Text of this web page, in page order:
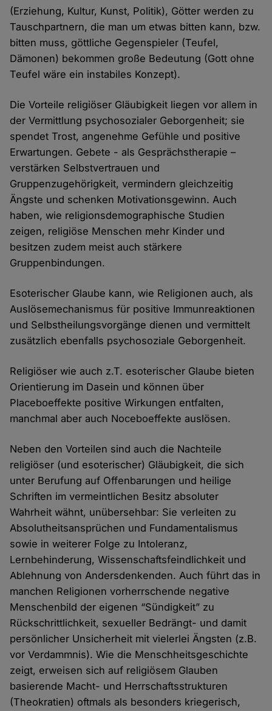
(Erziehung, Kultur, Kunst, Politik), Götter werden zu
Tauschpartnern, die man um etwas bitten kann, bzw.
bitten muss, göttliche Gegenspieler (Teufel,
Dämonen) bekommen große Bedeutung (Gott ohne
Teufel wäre ein instabiles Konzept).
Die Vorteile religiöser Gläubigkeit liegen vor allem in
der Vermittlung psychosozialer Geborgenheit; sie
spendet Trost, angenehme Gefühle und positive
Erwartungen. Gebete - als Gesprächstherapie –
verstärken Selbstvertrauen und
Gruppenzugehörigkeit, vermindern gleichzeitig
Ängste und schenken Motivationsgewinn. Auch
haben, wie religionsdemographische Studien
zeigen, religiöse Menschen mehr Kinder und
besitzen zudem meist auch stärkere
Gruppenbindungen.
Esoterischer Glaube kann, wie Religionen auch, als
Auslösemechanismus für positive Immunreaktionen
und Selbstheilungsvorgänge dienen und vermittelt
zusätzlich ebenfalls psychosoziale Geborgenheit.
Religiöser wie auch z.T. esoterischer Glaube bieten
Orientierung im Dasein und können über
Placeboeffekte positive Wirkungen entfalten,
manchmal aber auch Noceboeffekte auslösen.
Neben den Vorteilen sind auch die Nachteile
religiöser (und esoterischer) Gläubigkeit, die sich
unter Berufung auf Offenbarungen und heilige
Schriften im vermeintlichen Besitz absoluter
Wahrheit wähnt, unübersehbar: Sie verleiten zu
Absolutheitsansprüchen und Fundamentalismus
sowie in weiterer Folge zu Intoleranz,
Lernbehinderung, Wissenschaftsfeindlichkeit und
Ablehnung von Andersdenkenden. Auch führt das in
manchen Religionen vorherrschende negative
Menschenbild der eigenen “Sündigkeit” zu
Rückschrittlichkeit, sexueller Bedrängt- und damit
persönlicher Unsicherheit mit vielerlei Ängsten (z.B.
vor Verdammnis). Wie die Menschheitsgeschichte
zeigt, erweisen sich auf religiösem Glauben
basierende Macht- und Herrschaftsstrukturen
(Theokratien) oftmals als besonders kriegerisch,